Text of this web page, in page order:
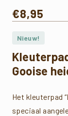
€8,95
Nieuw!
Gooise
Het kleuterpad
speciaal